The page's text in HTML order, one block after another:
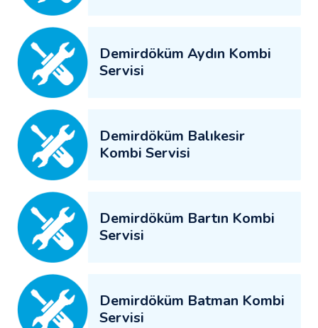
Demirdöküm Aydın Kombi
Servisi
Demirdöküm Balıkesir
Kombi Servisi
Demirdöküm Bartın Kombi
Servisi
Demirdöküm Batman Kombi
Servisi